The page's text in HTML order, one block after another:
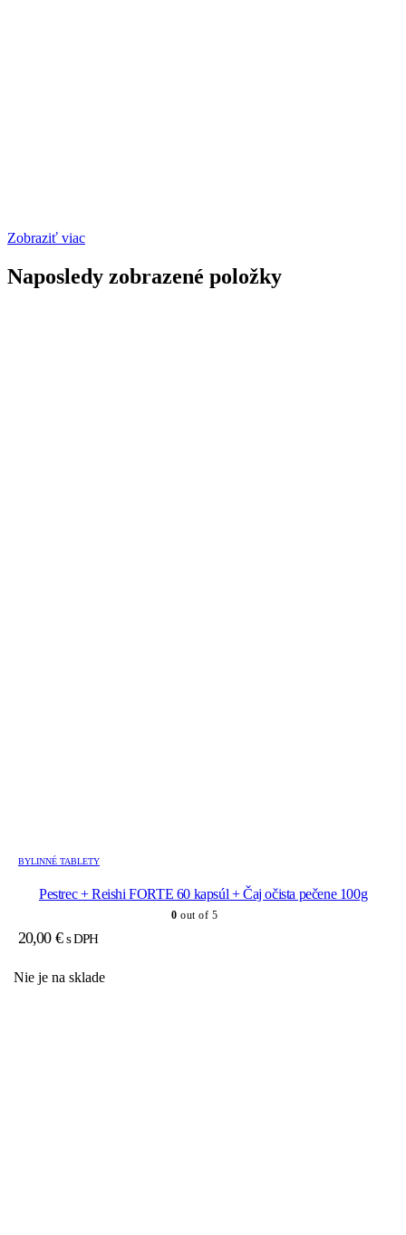
Zobraziť viac
Naposledy zobrazené položky
BYLINNÉ TABLETY
Pestrec + Reishi FORTE 60 kapsúl + Čaj očista pečene 100g
0 out of 5
20,00 € s DPH
Nie je na sklade